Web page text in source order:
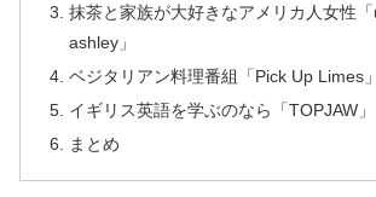
抹茶と家族が大好きなアメリカ人女性
ashley」
ベジタリアン料理番組「Pick Up Limes」
イギリス英語を学ぶのなら「TOPJAW」
まとめ